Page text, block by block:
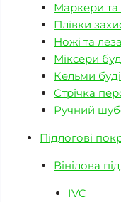
Маркери та
Плівки
Ножі та
Міксери
Кельми
Стрічка
Ручний
Підлогові
Вінілова
IVC